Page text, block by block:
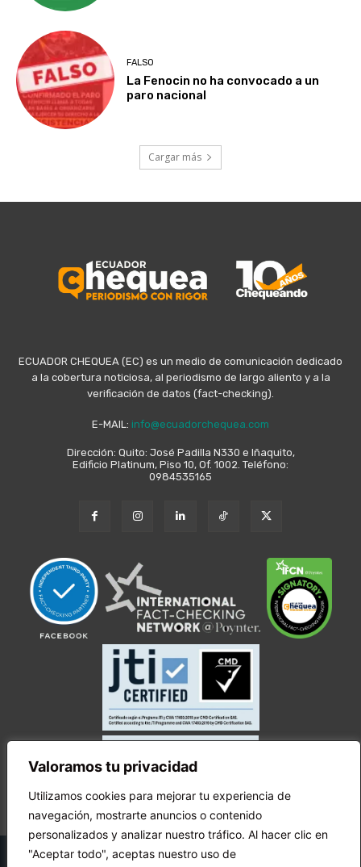
Valoramos tu privacidad
Utilizamos cookies para mejorar tu experiencia de
navegación, mostrarte anuncios o contenido
personalizados y analizar nuestro tráfico. Al hacer clic en
"Aceptar todo", aceptas nuestro uso de
FALSO
La Fenocin no ha convocado a un
paro nacional
Cargar más
ECUADOR CHEQUEA (EC) es un medio de comunicación dedicado
a la cobertura noticiosa, al periodismo de largo aliento y a la
verificación de datos (fact-checking).
E-MAIL: info@ecuadorchequea.com
Dirección: Quito: José Padilla N330 e Iñaquito,
Edificio Platinum, Piso 10, Of. 1002. Teléfono:
0984535165
© Copyright Ecuador Chequea 2025.